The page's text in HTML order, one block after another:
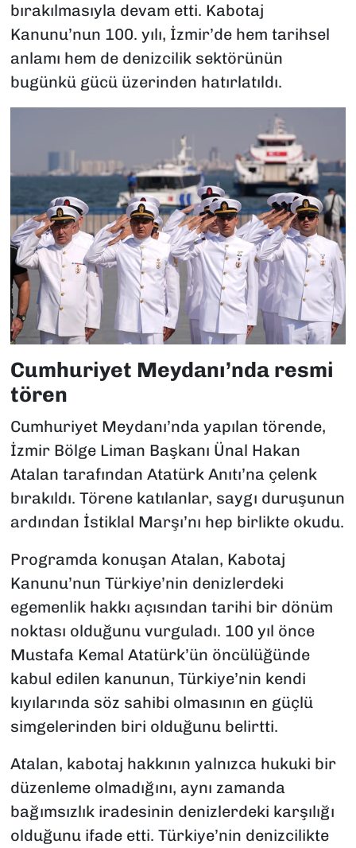
bırakılmasıyla devam etti. Kabotaj
Kanunu’nun 100. yılı, İzmir’de hem tarihsel
anlamı hem de denizcilik sektörünün
bugünkü gücü üzerinden hatırlatıldı.
Cumhuriyet Meydanı’nda resmi
tören
Cumhuriyet Meydanı’nda yapılan törende,
İzmir Bölge Liman Başkanı Ünal Hakan
Atalan tarafından Atatürk Anıtı’na çelenk
bırakıldı. Törene katılanlar, saygı duruşunun
ardından İstiklal Marşı’nı hep birlikte okudu.
Programda konuşan Atalan, Kabotaj
Kanunu’nun Türkiye’nin denizlerdeki
egemenlik hakkı açısından tarihi bir dönüm
noktası olduğunu vurguladı. 100 yıl önce
Mustafa Kemal Atatürk’ün öncülüğünde
kabul edilen kanunun, Türkiye’nin kendi
kıyılarında söz sahibi olmasının en güçlü
simgelerinden biri olduğunu belirtti.
Atalan, kabotaj hakkının yalnızca hukuki bir
düzenleme olmadığını, aynı zamanda
bağımsızlık iradesinin denizlerdeki karşılığı
olduğunu ifade etti. Türkiye’nin denizcilikte